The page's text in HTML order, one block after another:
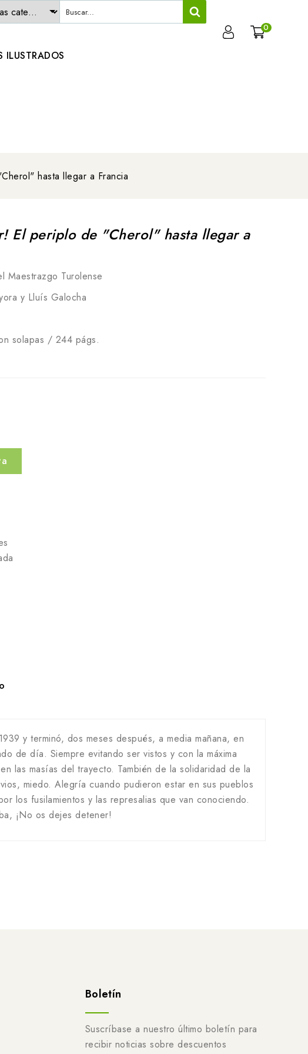
0
ILUSTRADOS
hasta llegar a Francia
El periplo de "Cherol" hasta llegar a
Maestrazgo Turolense
y Lluís Galocha
solapas / 244 págs.
y terminó, dos meses después, a media mañana, en
de día. Siempre evitando ser vistos y con la máxima
las masías del trayecto. También de la solidaridad de la
miedo. Alegría cuando pudieron estar en sus pueblos
los fusilamientos y las represalias que van conociendo.
¡No os dejes detener!
Boletín
Suscríbase a nuestro último boletín para
recibir noticias sobre descuentos